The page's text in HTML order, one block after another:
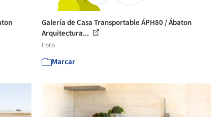
Galería de Casa Transportable ÁPH80 / Ábaton
Arquitectura...
Foto
Marcar